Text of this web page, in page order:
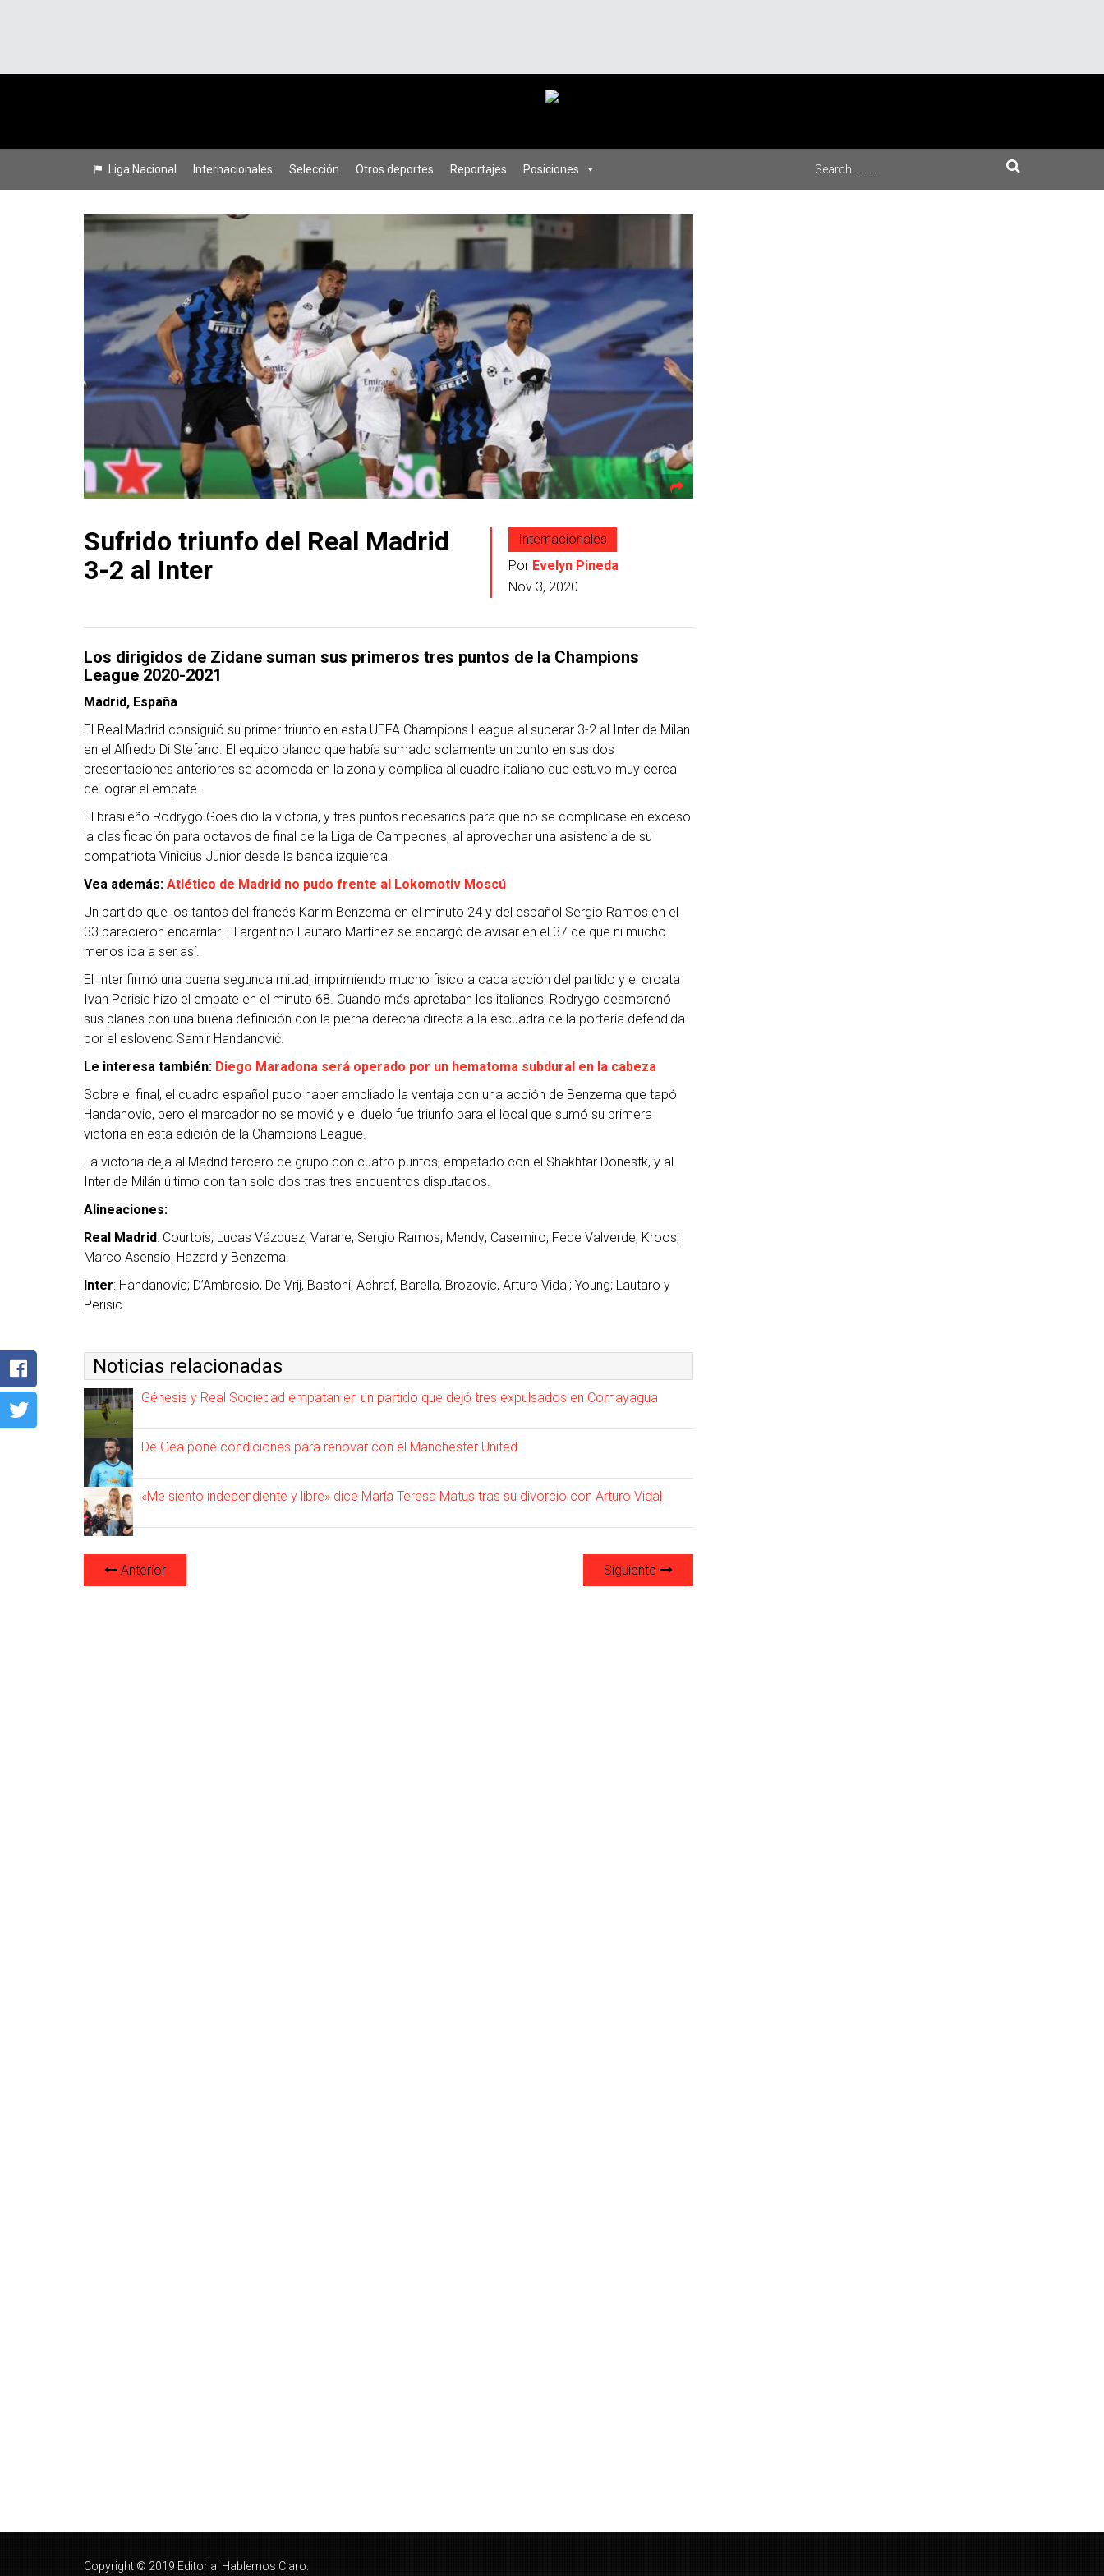
Liga Nacional Internacionales Selección Otros deportes Reportajes Posiciones
Sufrido triunfo del Real Madrid
3-2 al Inter
Internacionales
Por Evelyn Pineda
Nov 3, 2020
Los dirigidos de Zidane suman sus primeros tres puntos de la Champions
League 2020-2021
Madrid, España
El Real Madrid consiguió su primer triunfo en esta UEFA Champions League al superar 3-2 al Inter de Milan
en el Alfredo Di Stefano. El equipo blanco que había sumado solamente un punto en sus dos
presentaciones anteriores se acomoda en la zona y complica al cuadro italiano que estuvo muy cerca
de lograr el empate.
El brasileño Rodrygo Goes dio la victoria, y tres puntos necesarios para que no se complicase en exceso
la clasificación para octavos de final de la Liga de Campeones, al aprovechar una asistencia de su
compatriota Vinicius Junior desde la banda izquierda.
Vea además: Atlético de Madrid no pudo frente al Lokomotiv Moscú
Un partido que los tantos del francés Karim Benzema en el minuto 24 y del español Sergio Ramos en el
33 parecieron encarrilar. El argentino Lautaro Martínez se encargó de avisar en el 37 de que ni mucho
menos iba a ser así.
El Inter firmó una buena segunda mitad, imprimiendo mucho físico a cada acción del partido y el croata
Ivan Perisic hizo el empate en el minuto 68. Cuando más apretaban los italianos, Rodrygo desmoronó
sus planes con una buena definición con la pierna derecha directa a la escuadra de la portería defendida
por el esloveno Samir Handanović.
Le interesa también: Diego Maradona será operado por un hematoma subdural en la cabeza
Sobre el final, el cuadro español pudo haber ampliado la ventaja con una acción de Benzema que tapó
Handanovic, pero el marcador no se movió y el duelo fue triunfo para el local que sumó su primera
victoria en esta edición de la Champions League.
La victoria deja al Madrid tercero de grupo con cuatro puntos, empatado con el Shakhtar Donestk, y al
Inter de Milán último con tan solo dos tras tres encuentros disputados.
Alineaciones:
Real Madrid: Courtois; Lucas Vázquez, Varane, Sergio Ramos, Mendy; Casemiro, Fede Valverde, Kroos;
Marco Asensio, Hazard y Benzema.
Inter: Handanovic; D’Ambrosio, De Vrij, Bastoni; Achraf, Barella, Brozovic, Arturo Vidal; Young; Lautaro y
Perisic.
Noticias relacionadas
Génesis y Real Sociedad empatan en un partido que dejó tres expulsados en Comayagua
De Gea pone condiciones para renovar con el Manchester United
«Me siento independiente y libre» dice María Teresa Matus tras su divorcio con Arturo Vidal
Anterior Siguiente
Copyright © 2019 Editorial Hablemos Claro.